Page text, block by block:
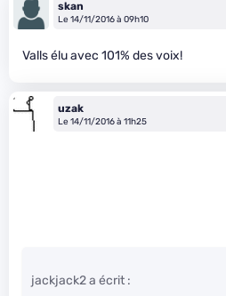
skan
Le 14/11/2016 à 09h10
Valls élu avec 101% des voix!
uzak
Le 14/11/2016 à 11h25
jackjack2 a écrit :